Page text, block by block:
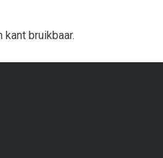
bruikbaar.